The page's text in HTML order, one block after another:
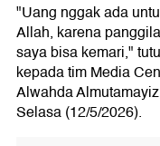
"Uang nggak ada
Allah, karena
saya bisa kemari,"
kepada tim Media
Alwahda
Selasa (12/5/2026).